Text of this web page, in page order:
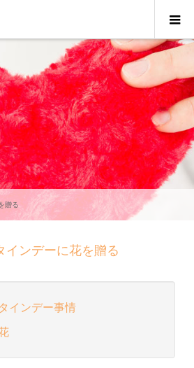
贈る
インデーに花を贈る
インデー事情